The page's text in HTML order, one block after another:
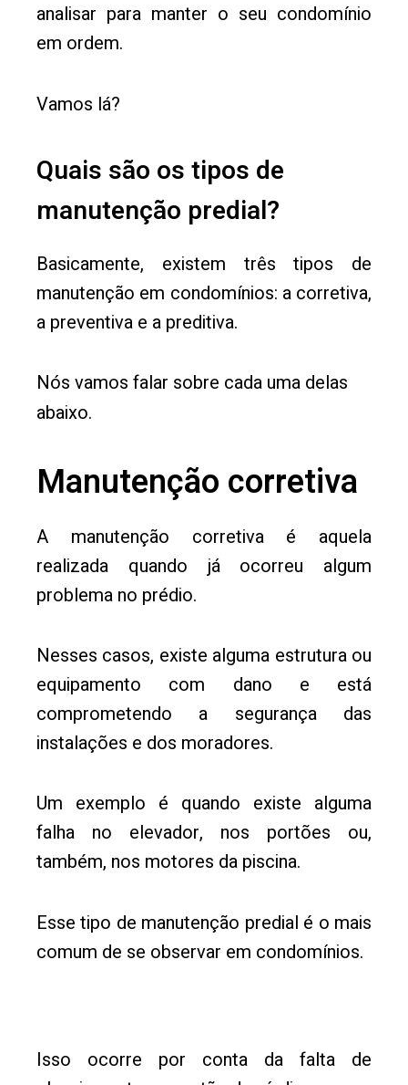
analisar para manter o seu condomínio
em ordem.
Vamos lá?
Quais são os tipos de
manutenção predial?
Basicamente, existem três tipos de
manutenção em condomínios: a corretiva,
a preventiva e a preditiva.
Nós vamos falar sobre cada uma delas
abaixo.
Manutenção corretiva
A manutenção corretiva é aquela
realizada quando já ocorreu algum
problema no prédio.
Nesses casos, existe alguma estrutura ou
equipamento com dano e está
comprometendo a segurança das
instalações e dos moradores.
Um exemplo é quando existe alguma
falha no elevador, nos portões ou,
também, nos motores da piscina.
Esse tipo de manutenção predial é o mais
comum de se observar em condomínios.
Isso ocorre por conta da falta de